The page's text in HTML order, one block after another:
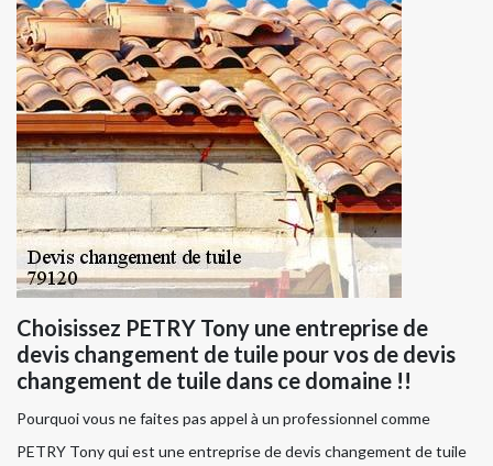
Choisissez PETRY Tony une entreprise de
devis changement de tuile pour vos de devis
changement de tuile dans ce domaine !!
Pourquoi vous ne faites pas appel à un professionnel comme
PETRY Tony qui est une entreprise de devis changement de tuile